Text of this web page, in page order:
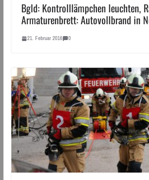
Bgld: Kontrolllämpchen leuchten,
Armaturenbrett: Autovollbrand in
21. Februar 2016 0